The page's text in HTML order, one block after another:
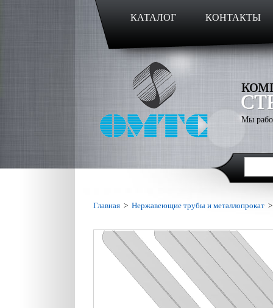
КАТАЛОГ КОНТАКТЫ
Мы
Главная > Нержавеющие трубы и металлопрокат